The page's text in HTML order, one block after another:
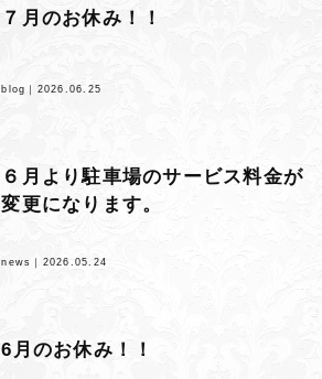
７月のお休み！！
blog｜ 2026.06.25
６月より駐車場のサービス料金が
変更になります。
news｜ 2026.05.24
6月のお休み！！